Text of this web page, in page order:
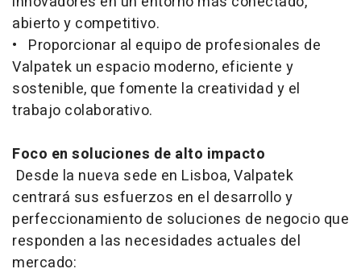
abierto y competitivo.
• Proporcionar al equipo de profesionales de
Valpatek un espacio moderno, eficiente y
sostenible, que fomente la creatividad y el
trabajo colaborativo.
Foco en soluciones de alto impacto
Desde la nueva sede en Lisboa, Valpatek
centrará sus esfuerzos en el desarrollo y
perfeccionamiento de soluciones de negocio que
responden a las necesidades actuales del
mercado: